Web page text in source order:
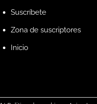
Suscríbete
Zona de suscriptores
Inicio